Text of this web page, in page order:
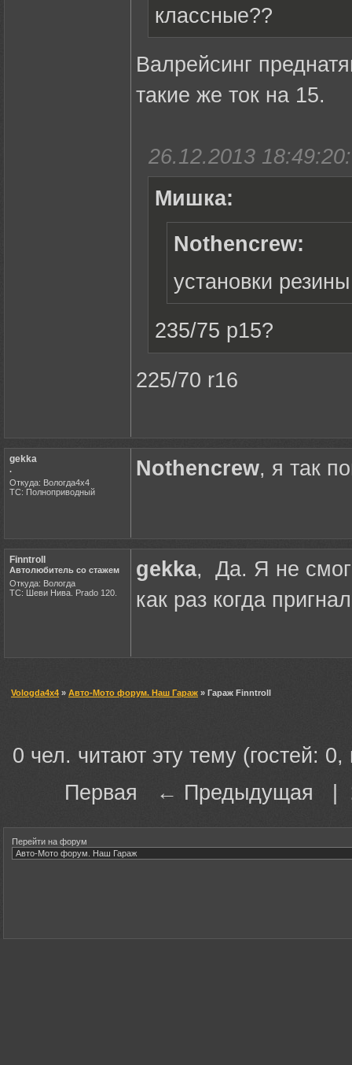
классные??
Валрейсинг
такие же ток на 15.
26.12.2013 18:49:20:
Мишка:
Nothencrew:
установки
235/75 р15?
225/70 r16
gekka
.
Откуда: Вологда4х4
ТС: Полноприводный
Nothencrew, я так
Finntroll
Автолюбитель со стажем
Откуда: Вологда
ТС: Шеви Нива. Prado 120.
gekka, Да. Я не смог
как раз когда
Vologda4x4 » Авто-Мото форум. Наш Гараж » Гараж Finntroll
0 чел. читают эту тему (гостей:
Первая ← Предыдущая |
Перейти на форум